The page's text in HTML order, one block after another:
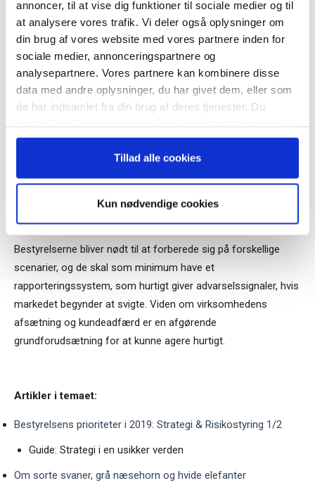
annoncer, til at vise dig funktioner til sociale medier og til
at analysere vores trafik. Vi deler også oplysninger om
din brug af vores website med vores partnere inden for
sociale medier, annonceringspartnere og
analysepartnere. Vores partnere kan kombinere disse
data med andre oplysninger, du har givet dem, eller som
de har indsamlet fra din brug af deres tjenester. Du
anvende vores hjemmeside.
Tillad alle cookies
Kun nødvendige cookies
Bestyrelsens arbejde med risikostyring 2/
Virksomhederne i erhvervslivet skal agere i en stadig mere
usikker omverden: Ikke kun usikkerhed om handelskrigen
Alvorligere er det, at den globale økonomi har direkte retning
mod en meget usikker periode. Mange af de ledende
mindre centralbankernes nye stimulanser begynder at virke.
Bestyrelserne bliver nødt til at forberede sig på forskellige
scenarier, og de skal som minimum have et
rapporteringssystem, som hurtigt giver advarselssignaler, hvis
markedet begynder at svigte. Viden om virksomhedens
afsætning og kundeadfærd er en afgørende
grundforudsætning for at kunne agere hurtigt.
Artikler i temaet:
Bestyrelsens prioriteter i 2019: Strategi & Risikostyring 1/2
Guide: Strategi i en usikker verden
Om sorte svaner, grå næsehorn og hvide elefanter
“Succes i en dansk bestyrelse”
Når du trykker "modtag bogen" bliver du tilmeldt
Bestyrelsesguidens ugentlige nyhedsbrev samt